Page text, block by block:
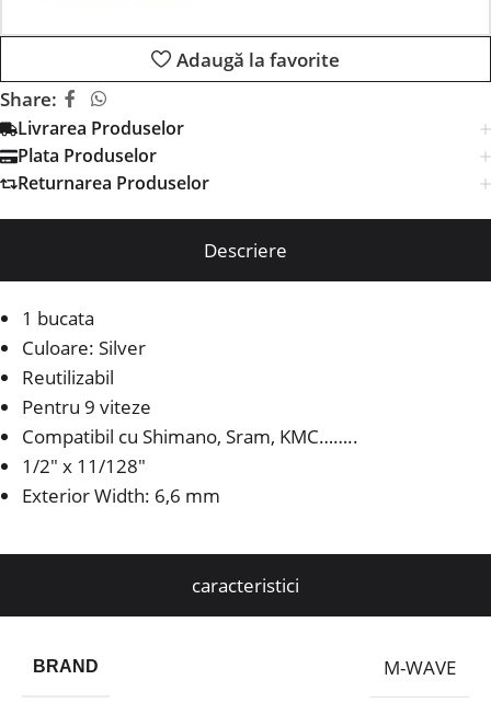
Adaugă la favorite
Share:
Livrarea Produselor
Plata Produselor
Returnarea Produselor
Descriere
1 bucata
Culoare: Silver
Reutilizabil
Pentru 9 viteze
Compatibil cu Shimano, Sram, KMC……..
1/2″ x 11/128″
Exterior Width: 6,6 mm
caracteristici
BRAND M-WAVE